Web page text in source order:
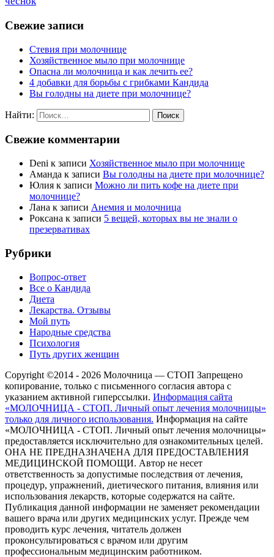
Свежие записи
Стевия при молочнице
Хозяйственное мыло при молочнице
Опасна ли молочница и как лечить ее?
4 добавки для борьбы с грибками Кандида
Вы голодны на диете при молочнице?
Найти:
Свежие комментарии
Deni к записи Хозяйственное мыло при молочнице
Аманда к записи Вы голодны на диете при молочнице?
Юлия к записи Можно ли пить кофе на диете при
молочнице?
Лана к записи Анемия и молочница
Роксана к записи 5 вещей, которых вы не знали о
презервативах
Рубрики
Вопрос-ответ
Все о Кандида
Диета
Лекарства. Отзывы
Мой путь
Народные средства
Психология
Путь других женщин
Copyright ©2014 - 2026 Молочница — СТОП Запрещено
копирование, только с письменного согласия автора с
указанием активной гиперссылки. Информация сайта
«МОЛОЧНИЦА - СТОП. Личный опыт лечения молочницы»
только для личного использования. Информация на сайте
«МОЛОЧНИЦА - СТОП. Личный опыт лечения молочницы»
предоставляется исключительно для ознакомительных целей.
ОНА НЕ ПРЕДНАЗНАЧЕНА ДЛЯ ПРЕДОСТАВЛЕНИЯ
МЕДИЦИНСКОЙ ПОМОЩИ. Автор не несет
ответственность за допустимые последствия от лечения,
процедур, упражнений, диетического питания, влияния или
использования лекарств, которые содержатся на сайте.
Публикация данной информации не заменяет рекомендации
вашего врача или других медицинских услуг. Прежде чем
проводить курс лечения, читатель должен
проконсультироваться с врачом или другим
профессиональным медицинским работником.